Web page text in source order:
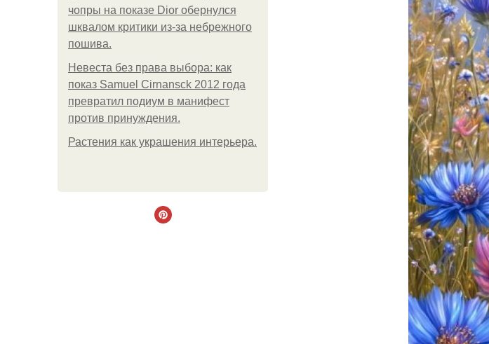
чопры на показе Dior обернулся
шквалом критики из-за небрежного
пошива.
Невеста без права выбора: как
показ Samuel Cirnansck 2012 года
превратил подиум в манифест
против принуждения.
Растения как украшения интерьера.